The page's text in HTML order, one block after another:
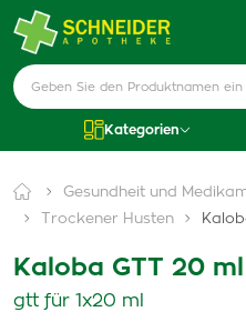
Kategorien
Gesundheit und
Trockener Husten
Kaloba GTT 20 ml
gtt für 1x20 ml